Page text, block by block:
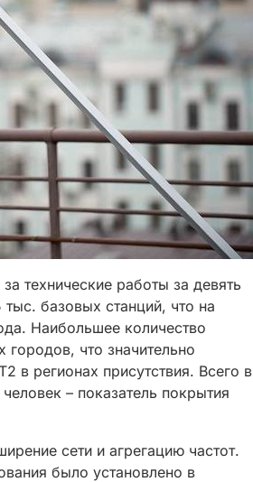
технические работы за девять
базовых станций, что на
Наибольшее количество
что значительно
в регионах присутствия. Всего в
– показатель покрытия
сети и агрегацию частот.
было установлено в